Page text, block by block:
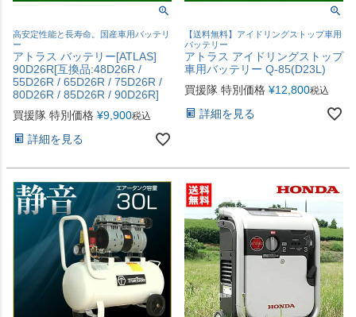
高安定性能と長寿命。国産車用バッテリ
ー
アトラス バッテリー[ATLAS]
90D26R[互換品:48D26R /
55D26R / 65D26R / 75D26R /
80D26R / 85D26R / 90D26R]
買援隊 特別価格 ¥9,900税込
詳細を見る
【送料無料】アイドリングストップ車用
バッテリー
アトラス アイドリングストップ
車用バッテリー Q-85(D23L)
買援隊 特別価格 ¥12,800税込
詳細を見る